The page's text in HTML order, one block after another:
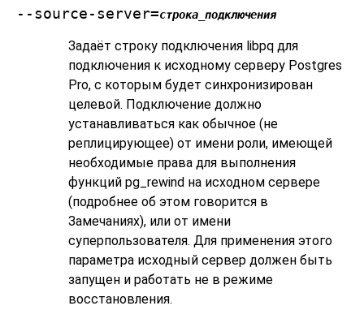
--source-server=строка_подключения
Задаёт строку подключения libpq для
подключения к исходному серверу Postgres
Pro, с которым будет синхронизирован
целевой. Подключение должно
устанавливаться как обычное (не
реплицирующее) от имени роли, имеющей
необходимые права для выполнения
функций pg_rewind на исходном сервере
(подробнее об этом говорится в
Замечаниях), или от имени
суперпользователя. Для применения этого
параметра исходный сервер должен быть
запущен и работать не в режиме
восстановления.